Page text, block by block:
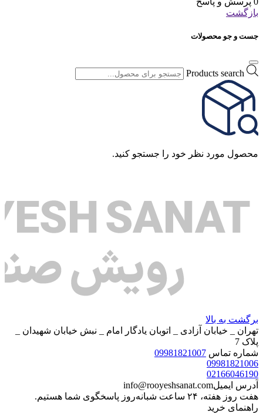
بازگشت
جست و جو محصولات
Products search
محصول مورد نظر خود را جستجو کنید.
برگشت به بالا
تهران _ خیابان آزادی _ اتوبان یادگار امام _ نبش خیابان شهیدان _
پلاک 7
شماره تماس 09981821007
09981821006
02166046190
آدرس ایمیلinfo@rooyeshsanat.com
هفت روز هفته، ۲۴ ساعت شبانه‌روز پاسخگوی شما هستیم.
راهنمای خرید